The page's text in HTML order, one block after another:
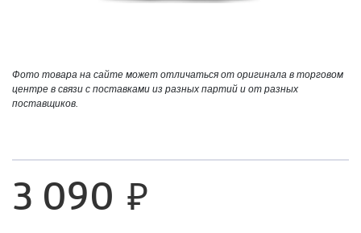
Фото товара на сайте может отличаться от оригинала в торговом
центре в связи с поставками из разных партий и от разных
поставщиков.
3 090